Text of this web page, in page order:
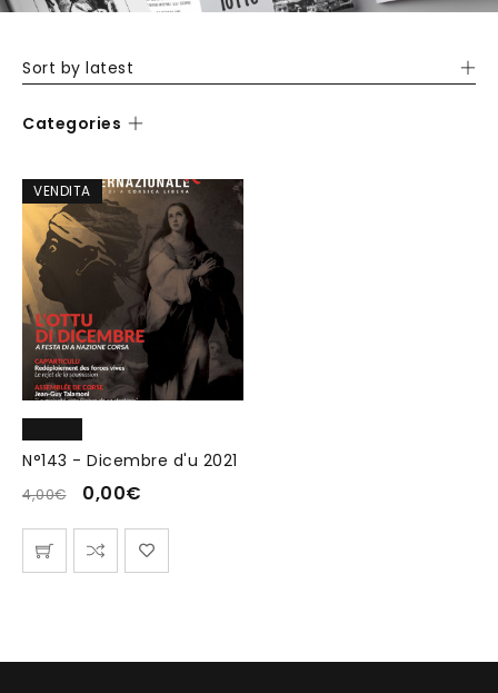
Sort by latest
Categories
VENDITA
N°143 - Dicembre d'u 2021
4,00€ 0,00€